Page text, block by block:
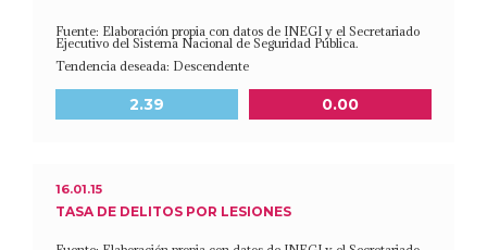
Fuente: Elaboración propia con datos de INEGI y el Secretariado
Ejecutivo del Sistema Nacional de Seguridad Pública.
Tendencia deseada: Descendente
2.39 Meta a 2030
0.00
16.01.15
TASA DE DELITOS POR LESIONES